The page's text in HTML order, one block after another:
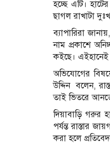
হচ্ছে এটি।
ছাগল রাখাটা
ব্যাপারিরা
নাম প্রকাশে
কইছে। এইহানেই
অভিযোগের
উদ্দিন বলেন,
তাই ভিতরে
দিয়াবাড়ি গরুর
পর্যন্ত রাস্তার
করা হলে